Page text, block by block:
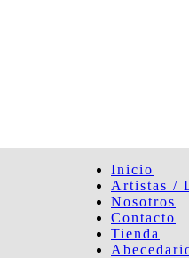
Inicio
Artistas /
Nosotros
Contacto
Tienda